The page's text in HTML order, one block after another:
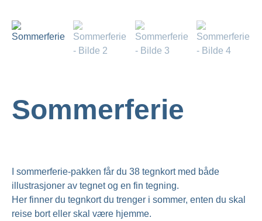
Sommerferie
I sommerferie-pakken får du 38 tegnkort med både
illustrasjoner av tegnet og en fin tegning.
Her finner du tegnkort du trenger i sommer, enten du skal
reise bort eller skal være hjemme.